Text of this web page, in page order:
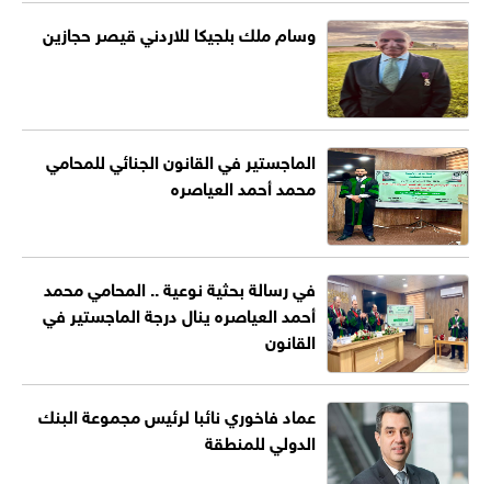
وسام ملك بلجيكا للاردني قيصر حجازين
الماجستير في القانون الجنائي للمحامي
محمد أحمد العياصره
في رسالة بحثية نوعية .. المحامي محمد
أحمد العياصره ينال درجة الماجستير في
القانون
عماد فاخوري نائبا لرئيس مجموعة البنك
الدولي للمنطقة